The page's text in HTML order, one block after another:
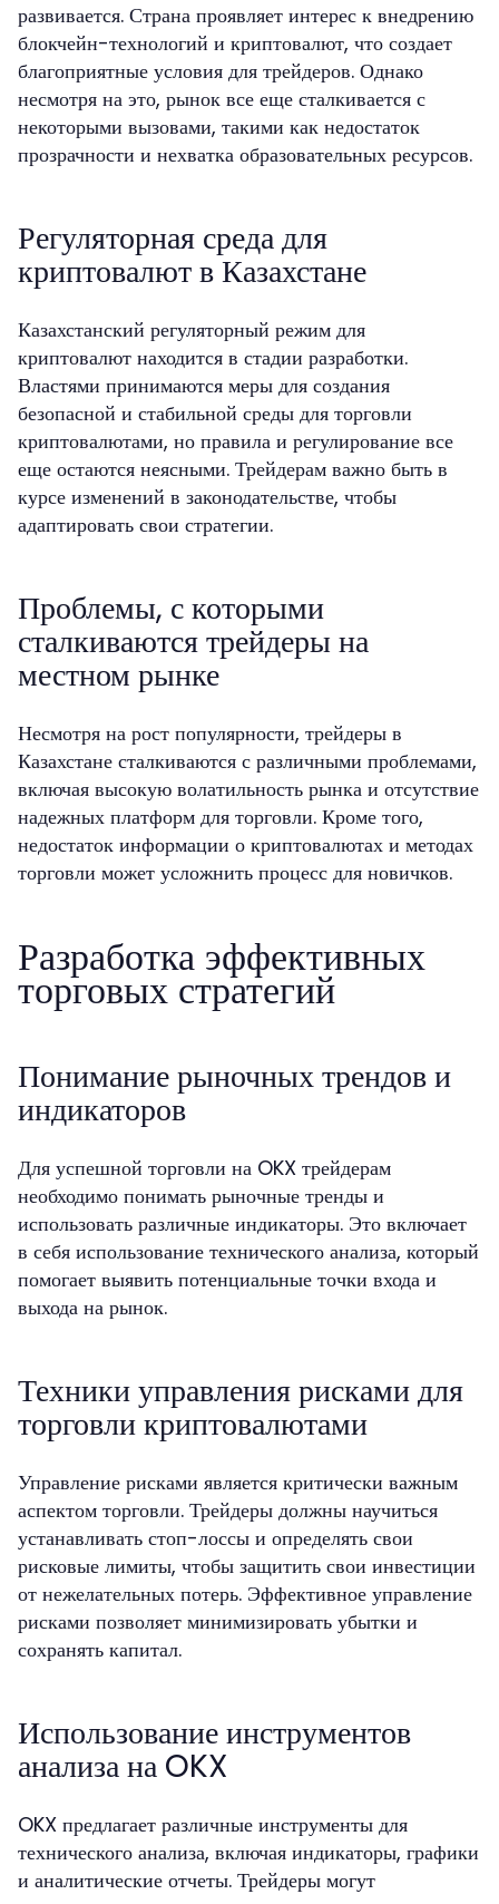
развивается. Страна проявляет интерес к внедрению
блокчейн-технологий и криптовалют, что создает
благоприятные условия для трейдеров. Однако
несмотря на это, рынок все еще сталкивается с
некоторыми вызовами, такими как недостаток
прозрачности и нехватка образовательных ресурсов.
Регуляторная среда для
криптовалют в Казахстане
Казахстанский регуляторный режим для
криптовалют находится в стадии разработки.
Властями принимаются меры для создания
безопасной и стабильной среды для торговли
криптовалютами, но правила и регулирование все
еще остаются неясными. Трейдерам важно быть в
курсе изменений в законодательстве, чтобы
адаптировать свои стратегии.
Проблемы, с которыми
сталкиваются трейдеры на
местном рынке
Несмотря на рост популярности, трейдеры в
Казахстане сталкиваются с различными проблемами,
включая высокую волатильность рынка и отсутствие
надежных платформ для торговли. Кроме того,
недостаток информации о криптовалютах и методах
торговли может усложнить процесс для новичков.
Разработка эффективных
торговых стратегий
Понимание рыночных трендов и
индикаторов
Для успешной торговли на OKX трейдерам
необходимо понимать рыночные тренды и
использовать различные индикаторы. Это включает
в себя использование технического анализа, который
помогает выявить потенциальные точки входа и
выхода на рынок.
Техники управления рисками для
торговли криптовалютами
Управление рисками является критически важным
аспектом торговли. Трейдеры должны научиться
устанавливать стоп-лоссы и определять свои
рисковые лимиты, чтобы защитить свои инвестиции
от нежелательных потерь. Эффективное управление
рисками позволяет минимизировать убытки и
сохранять капитал.
Использование инструментов
анализа на OKX
OKX предлагает различные инструменты для
технического анализа, включая индикаторы, графики
и аналитические отчеты. Трейдеры могут